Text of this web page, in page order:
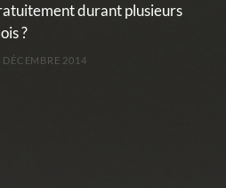
durant plusieurs
?
DÉCEMBRE 2014